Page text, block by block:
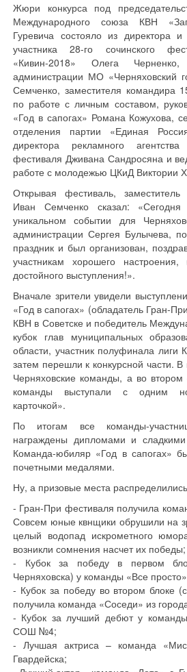
Жюри конкурса под
Международного союза КВН
Гуревича состояло из директора
участника 28-го сочинского
«Кивин-2018» Олега
администрации МО «Черняховский
Семченко, заместителя командира
по работе с личным составом,
«Год в сапогах» Романа Кожухова,
отделения партии «Единая
директора рекламного
фестиваля Дживана Сандросяна и
работе с молодежью ЦКиД Виктории
Открывая фестиваль,
Иван Семченко сказал:
уникальном событии для
администрации Сергея Булычева,
праздник и был организован,
участникам хорошего
достойного выступления!».
Вначале зрители увидели
«Год в сапогах» (обладатель Гран-
КВН в Советске и победитель
кубок глав муниципальных
области, участник полуфинала
затем перешли к конкурсной части.
Черняховские команды, а во
команды выступали с одним
карточкой».
По итогам все команды-
награждены дипломами и
Команда-юбиляр «Год в сапогах»
почетными медалями.
Ну, а призовые места
- Гран-При фестиваля получила
Совсем юные квнщики обрушили на
целый водопад искрометного
возникли сомнения насчет их победы;
- Кубок за победу в первом
Черняховска) у команды «Все
- Кубок за победу во втором блоке
получила команда «Соседи» из
- Кубок за лучший дебют у
СОШ №4;
- Лучшая актриса – команда
Гвардейска;